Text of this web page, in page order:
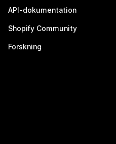
API-dokumentation
Shopify Community
Forskning